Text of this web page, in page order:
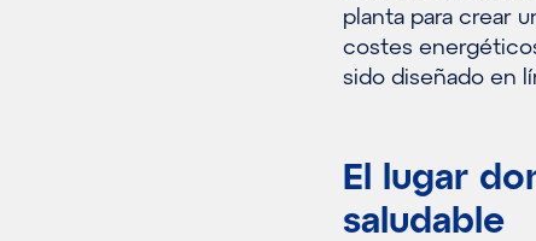
planta para crear
costes
sido diseñado en
El lugar
saludable